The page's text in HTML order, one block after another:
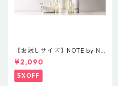
【お試しサイズ】NOTE by N.
30ml NEW NOTE by N.オイル
30mL NOTE by N. STYLING
OIL ノート バイ エヌドット ス
タイリングオイル
¥2,090
5%OFF